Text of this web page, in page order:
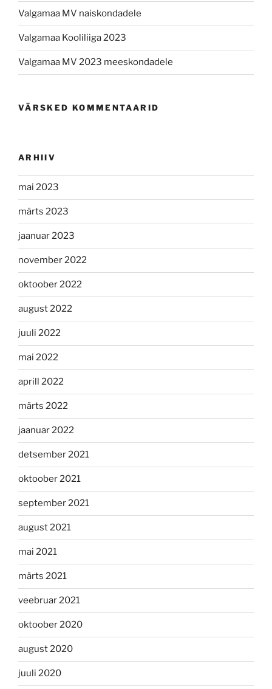
Valgamaa MV naiskondadele
Valgamaa Kooliliiga 2023
Valgamaa MV 2023 meeskondadele
VÄRSKED KOMMENTAARID
ARHIIV
mai 2023
märts 2023
jaanuar 2023
november 2022
oktoober 2022
august 2022
juuli 2022
mai 2022
aprill 2022
märts 2022
jaanuar 2022
detsember 2021
oktoober 2021
september 2021
august 2021
mai 2021
märts 2021
veebruar 2021
oktoober 2020
august 2020
juuli 2020